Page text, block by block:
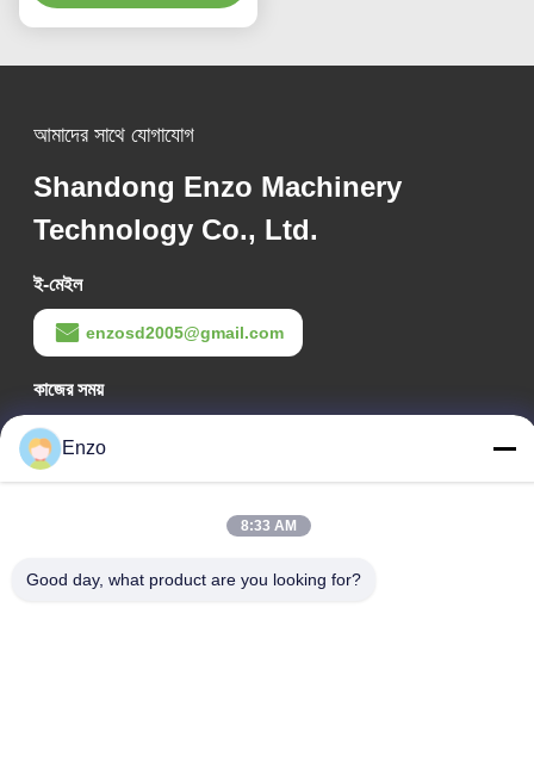
আমাদের সাথে যোগাযোগ
Shandong Enzo Machinery
Technology Co., Ltd.
ই-মেইল
enzosd2005@gmail.com
কাজের সময়
08:00-17:00
আমাদের ঠিকানা
Enzo
8:33 AM
Good day, what product are you looking for?